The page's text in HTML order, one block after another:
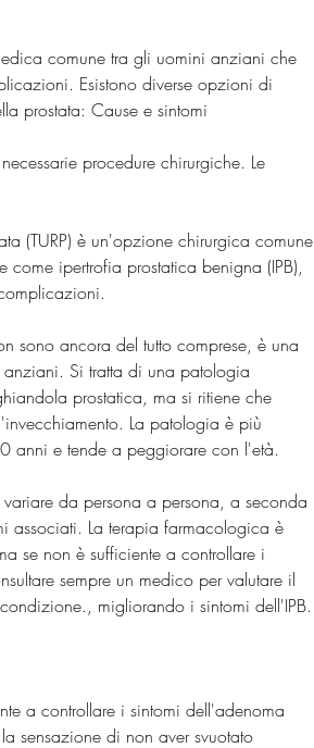
comune tra gli uomini anziani che
Esistono diverse opzioni di
prostata: Cause e sintomi
procedure chirurgiche. Le
(TURP) è un'opzione chirurgica comune
come ipertrofia prostatica benigna (IPB),
sono ancora del tutto comprese, è una
Si tratta di una patologia
prostatica, ma si ritiene che
La patologia è più
anni e tende a peggiorare con l'età.
da persona a persona, a seconda
associati. La terapia farmacologica è
se non è sufficiente a controllare i
sempre un medico per valutare il
migliorando i sintomi dell'IPB.
a controllare i sintomi dell'adenoma
sensazione di non aver svuotato